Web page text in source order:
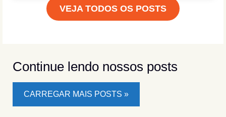
Europa:
custa
VEJA TODOS OS POSTS
Continue lendo nossos posts
CARREGAR MAIS POSTS »